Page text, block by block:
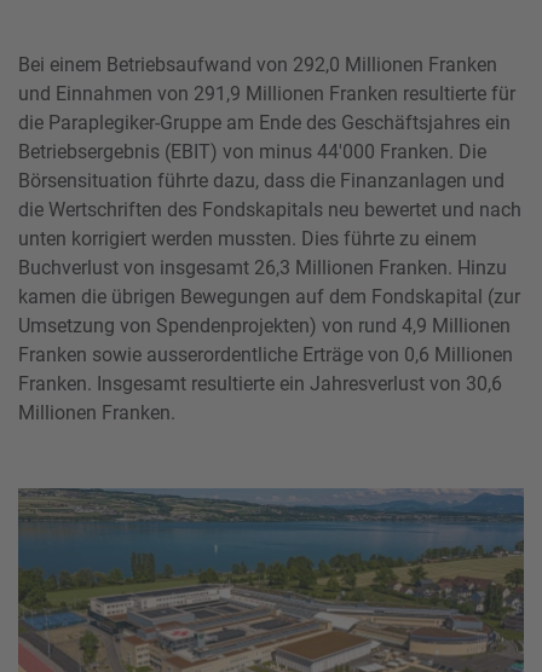
Bei einem Betriebsaufwand von 292,0 Millionen Franken
und Einnahmen von 291,9 Millionen Franken resultierte für
die Paraplegiker-Gruppe am Ende des Geschäftsjahres ein
Betriebsergebnis (EBIT) von minus 44'000 Franken. Die
Börsensituation führte dazu, dass die Finanzanlagen und
die Wertschriften des Fondskapitals neu bewertet und nach
unten korrigiert werden mussten. Dies führte zu einem
Buchverlust von insgesamt 26,3 Millionen Franken. Hinzu
kamen die übrigen Bewegungen auf dem Fondskapital (zur
Umsetzung von Spendenprojekten) von rund 4,9 Millionen
Franken sowie ausserordentliche Erträge von 0,6 Millionen
Franken. Insgesamt resultierte ein Jahresverlust von 30,6
Millionen Franken.